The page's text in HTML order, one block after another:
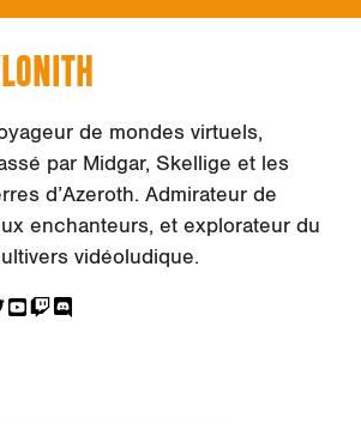
de mondes virtuels,
par Midgar, Skellige et les
d’Azeroth. Admirateur de
enchanteurs, et explorateur du
vidéoludique.